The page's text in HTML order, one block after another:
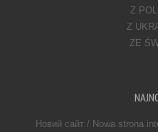
Z
Z
ZE
Новий сайт / Nowa strona